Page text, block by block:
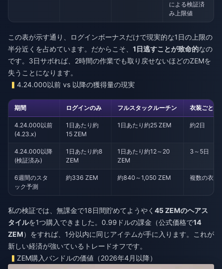
による検証済
み上限値
この表が示す通り、ログインボーナスだけで現実的な1日の上限の
半分近くを占めています。だからこそ、 1日逃すことが致命的なの
です。3日サボれば、2時間の作業でも取り戻せないほどのZEMを
失うことになります。
4.24.000以前 vs 以降の獲得量の現実
期間 ログインのみ フルスタックルーチン 衣装ごと
4.24.000以前
(4.23.x)
1日あたり約
15 ZEM
1日あたり約25 ZEM 約2日
4.24.000以降
(検証済み)
1日あたり約8
ZEM
1日あたり約12～20
ZEM
3～5日
6週間のスタ
ック予測
約336 ZEM 約840～1,050 ZEM 複数の衣装
私の検証では、無課金で18日間貯めてようやく 45 ZEMのヘアス
タイルを1つ購入できました。0.99ドルの課金（公式価格で14
ZEM）をすれば、1分以内に同じアイテムが手に入ります。これが
新しい経済が強いているトレードオフです。
ZEM購入バンドルの価値（2026年4月以降）